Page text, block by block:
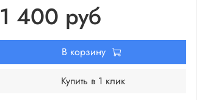
1 400 руб
В корзину
Купить в 1 клик